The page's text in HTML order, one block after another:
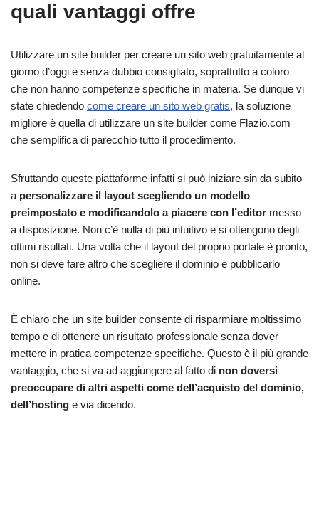
quali vantaggi offre
Utilizzare un site builder per creare un sito web gratuitamente al
giorno d’oggi è senza dubbio consigliato, soprattutto a coloro
che non hanno competenze specifiche in materia. Se dunque vi
state chiedendo come creare un sito web gratis, la soluzione
migliore è quella di utilizzare un site builder come Flazio.com
che semplifica di parecchio tutto il procedimento.
Sfruttando queste piattaforme infatti si può iniziare sin da subito
a personalizzare il layout scegliendo un modello
preimpostato e modificandolo a piacere con l’editor messo
a disposizione. Non c’è nulla di più intuitivo e si ottengono degli
ottimi risultati. Una volta che il layout del proprio portale è pronto,
non si deve fare altro che scegliere il dominio e pubblicarlo
online.
È chiaro che un site builder consente di risparmiare moltissimo
tempo e di ottenere un risultato professionale senza dover
mettere in pratica competenze specifiche. Questo è il più grande
vantaggio, che si va ad aggiungere al fatto di non doversi
preoccupare di altri aspetti come dell’acquisto del dominio,
dell’hosting e via dicendo.